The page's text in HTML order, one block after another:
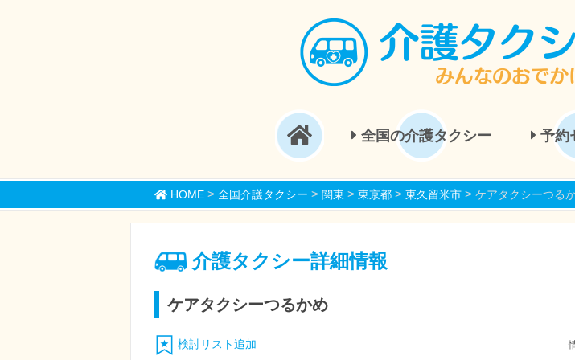
全国の介護タクシー 予約
HOME> 全国介護タクシー > 関東 > 東京都> 東久留米市> ケアタクシーつる
介護タクシー詳細情報
ケアタクシーつるかめ
検討リスト追加